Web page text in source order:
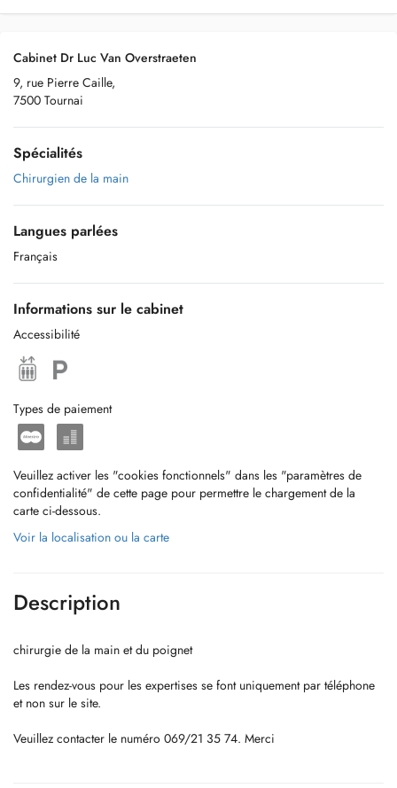
Cabinet Dr Luc Van Overstraeten
9, rue Pierre Caille,
7500 Tournai
Spécialités
Chirurgien de la main
Langues parlées
Français
Informations sur le cabinet
Accessibilité
Types de paiement
Veuillez activer les "cookies fonctionnels" dans les "paramètres de
confidentialité" de cette page pour permettre le chargement de la
carte ci-dessous.
Voir la localisation ou la carte
Description
chirurgie de la main et du poignet
Les rendez-vous pour les expertises se font uniquement par téléphone
et non sur le site.
Veuillez contacter le numéro 069/21 35 74. Merci